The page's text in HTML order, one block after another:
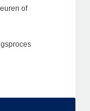
of